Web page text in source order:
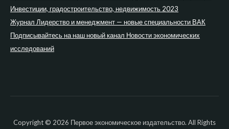
Инвестиции, градостроительство, недвижимость 2023
Журнал Лидерство и менеджмент — новые специальности ВАК
Подписывайтесь на наш новый канал Новости экономических
исследований
Copyright © 2026 Первое экономическое издательство. All Rights